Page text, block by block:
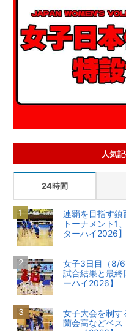
人気
24時間
連覇を目指す
トーナメント1
ターハイ2026】
女子3日目（8/
試合結果と最
ーハイ2026】
女子大会を制
蘭会高などベス